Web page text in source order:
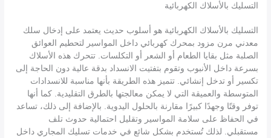
التسليك بالأسلاك الكهربائية
التسليك بالأسلاك الكهربائية هو أسلوب حديث يعتمد على إدخال سلك
معدني مرن مزود بمحرك كهربائي داخل المواسير لتحطيم العوائق
الصلبة مثل بقايا الطعام أو الشعر أو التكلسات. تتحرك هذه الأسلاك
بسرعة داخل الأنبوب وتقوم بتفتيت الانسداد بدقة عالية دون الحاجة إلى
تكسير أو تدخل إنشائي. تتميز هذه الطريقة بأنها مناسبة للانسدادات
المتوسطة والعميقة التي لا يمكن معالجتها بالطرق التقليدية. كما أنها
توفر وقتًا وجهدًا كبيرًا مقارنة بالحلول اليدوية. بالإضافة إلى ذلك، تساعد
في الحفاظ على سلامة المواسير وتقليل احتمالية حدوث تلف
مستقبلي. لذلك تُستخدم بشكل شائع في خدمات تسليك المجاري داخل